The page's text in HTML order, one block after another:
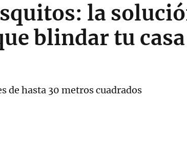
la
blindar tu
de hasta 30 metros cuadrados